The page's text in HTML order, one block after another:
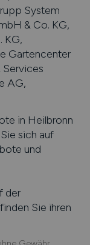
System
& Co. KG,
KG,
Gartencenter
Services
AG,
in Heilbronn
sich auf
und
der
Sie ihren